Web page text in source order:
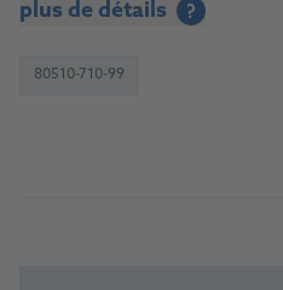
plus de détails ?
80510-710-99